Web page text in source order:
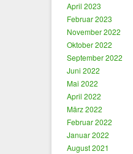
April 2023
Februar 2023
November 2022
Oktober 2022
September 2022
Juni 2022
Mai 2022
April 2022
März 2022
Februar 2022
Januar 2022
August 2021